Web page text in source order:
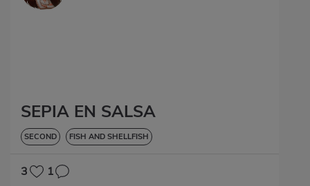
SEPIA EN SALSA
SECOND FISH AND SHELLFISH
3 1